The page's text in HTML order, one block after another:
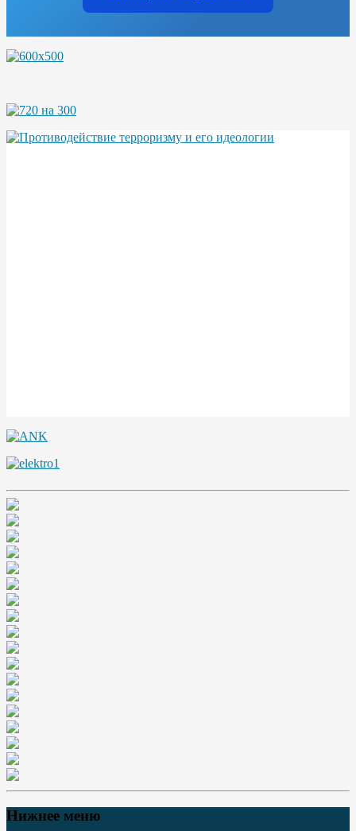
Нижнее меню